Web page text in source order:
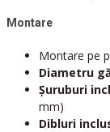
Montare
Montare pe
Diametru
Șuruburi
mm)
Dibluri